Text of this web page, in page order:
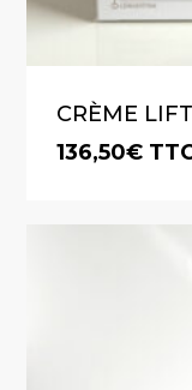
CRÈME
136,50€